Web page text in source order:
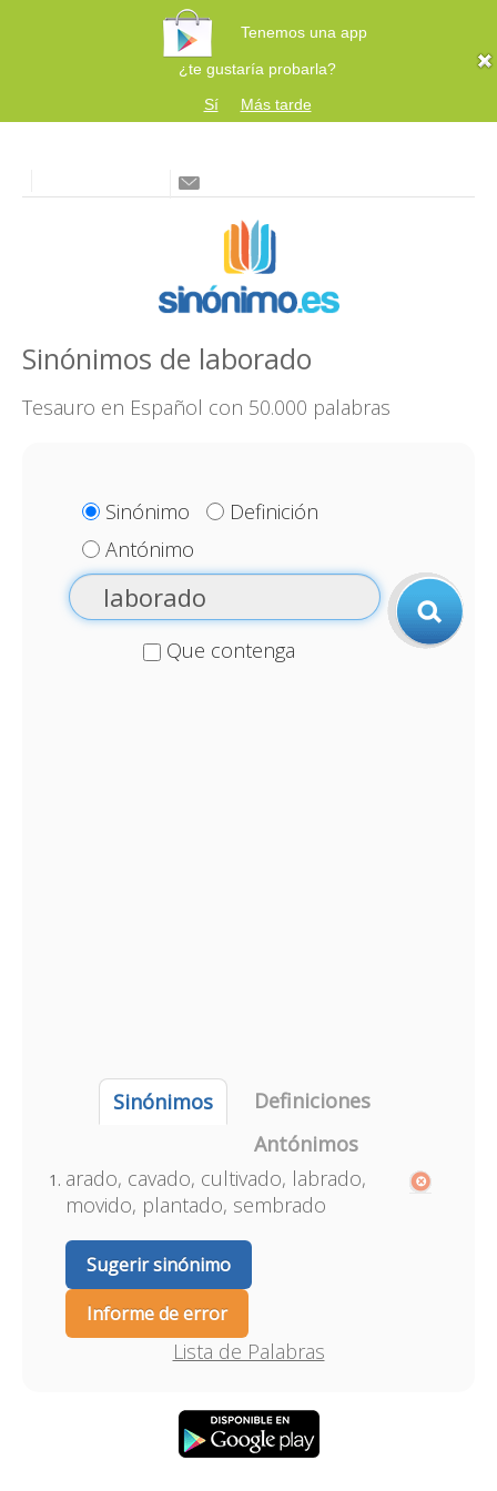
Tenemos una app
¿te gustaría probarla?
Sí
Más tarde
Sinónimos de laborado
Tesauro en Español con 50.000 palabras
Sinónimo
Definición
Antónimo
Que contenga
Sinónimos
Definiciones
Antónimos
arado, cavado, cultivado, labrado,
movido, plantado, sembrado
Sugerir sinónimo
Informe de error
Lista de Palabras